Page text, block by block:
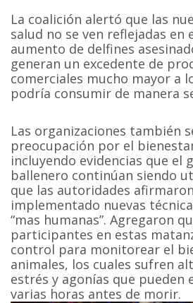
La coalición alertó que las
salud no se ven reflejadas en
aumento de delfines
generan un excedente de
comerciales mucho mayor a
podría consumir de manera
Las organizaciones también
preocupación por el
incluyendo evidencias que el
ballenero continúan siendo
que las autoridades
implementado nuevas
“mas humanas”. Agregaron
participantes en estas
control para monitorear el
animales, los cuales sufren
estrés y agonías que pueden
varias horas antes de morir.